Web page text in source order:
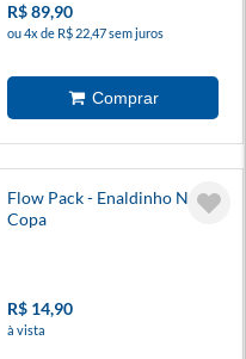
R$ 89,90
ou 4x de R$ 22,47 sem juros
Flow Pack - Enaldinho Na
Copa
R$ 14,90
à vista